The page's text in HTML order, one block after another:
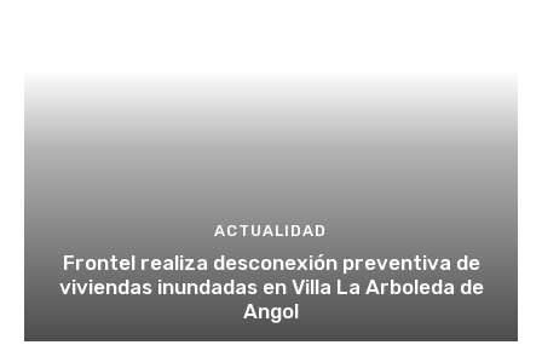
ACTUALIDAD
Frontel realiza desconexión preventiva de
viviendas inundadas en Villa La Arboleda de
Angol